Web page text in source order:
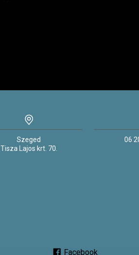
Szeged
Tisza Lajos krt. 70.
06
Facebook